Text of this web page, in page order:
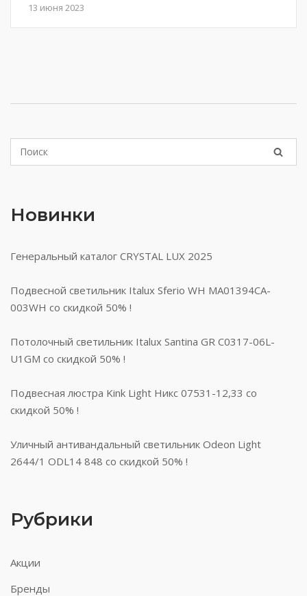
13 июня 2023
Новинки
Генеральный каталог CRYSTAL LUX 2025
Подвесной светильник Italux Sferio WH MA01394CA-
003WH со скидкой 50% !
Потолочный светильник Italux Santina GR C0317-06L-
U1GM со скидкой 50% !
Подвесная люстра Kink Light Никс 07531-12,33 со
скидкой 50% !
Уличный антивандальный светильник Odeon Light
2644/1 ODL14 848 со скидкой 50% !
Рубрики
Акции
Бренды